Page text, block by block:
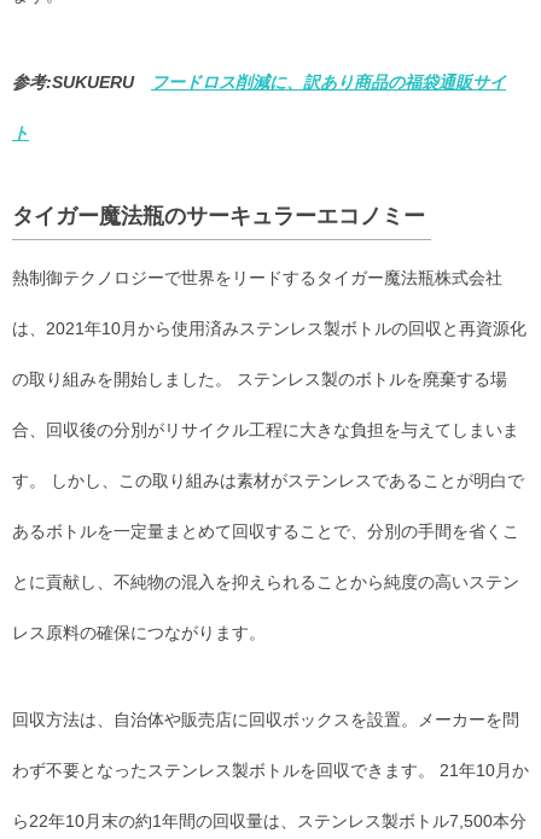
参考:SUKUERU フードロス削減に、訳あり商品の福袋通販サイ
ト
タイガー魔法瓶のサーキュラーエコノミー
熱制御テクノロジーで世界をリードするタイガー魔法瓶株式会社
は、2021年10月から使用済みステンレス製ボトルの回収と再資源化
の取り組みを開始しました。 ステンレス製のボトルを廃棄する場
合、回収後の分別がリサイクル工程に大きな負担を与えてしまいま
す。 しかし、この取り組みは素材がステンレスであることが明白で
あるボトルを一定量まとめて回収することで、分別の手間を省くこ
とに貢献し、不純物の混入を抑えられることから純度の高いステン
レス原料の確保につながります。
回収方法は、自治体や販売店に回収ボックスを設置。メーカーを問
わず不要となったステンレス製ボトルを回収できます。 21年10月か
ら22年10月末の約1年間の回収量は、ステンレス製ボトル7,500本分